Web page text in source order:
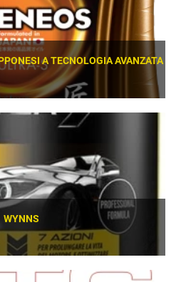
A TECNOLOGIA AVANZATA
SCOPRI
WYNNS
SCOPRI